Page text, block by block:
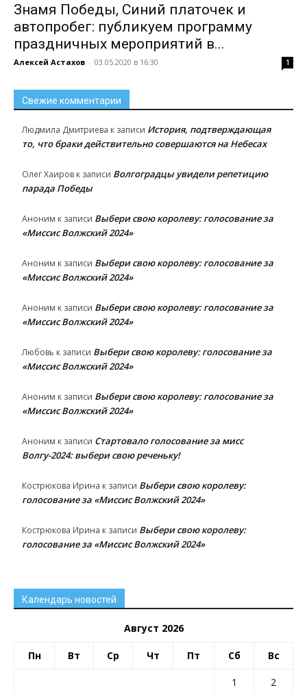
Знамя Победы, Синий платочек и
автопробег: публикуем программу
праздничных мероприятий в...
Алексей Астахов - 03.05.2020 в 16:30 1
Свежие комментарии
Людмила Дмитриева к записи История, подтверждающая
то, что браки действительно совершаются на Небесах
Олег Хаиров к записи Волгоградцы увидели репетицию
парада Победы
Аноним к записи Выбери свою королеву: голосование за
«Миссис Волжский 2024»
Аноним к записи Выбери свою королеву: голосование за
«Миссис Волжский 2024»
Аноним к записи Выбери свою королеву: голосование за
«Миссис Волжский 2024»
Любовь к записи Выбери свою королеву: голосование за
«Миссис Волжский 2024»
Аноним к записи Выбери свою королеву: голосование за
«Миссис Волжский 2024»
Аноним к записи Стартовало голосование за мисс
Волгу-2024: выбери свою реченьку!
Кострюкова Ирина к записи Выбери свою королеву:
голосование за «Миссис Волжский 2024»
Кострюкова Ирина к записи Выбери свою королеву:
голосование за «Миссис Волжский 2024»
Календарь новостей
Август 2026
Пн Вт Ср Чт Пт Сб Вс
1 2